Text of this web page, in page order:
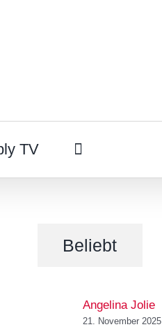
TV
Beliebt
Angelina Jolie
21. November 2025